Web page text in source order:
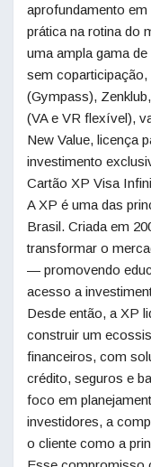
aprofundamento
prática na rotina do
uma ampla gama
sem
(Gympass),
(VA e VR flexível),
New Value, licença
investimento
Cartão XP Visa
A XP é uma das
Brasil. Criada em
transformar o
— promovendo
acesso a
Desde então, a XP
construir um
financeiros, com
crédito, seguros e
foco em
investidores, a
o cliente como a